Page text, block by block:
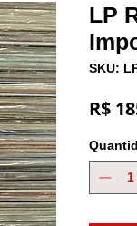
LP
SKU:
R$